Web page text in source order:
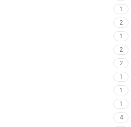
1
2
1
2
2
1
1
1
4